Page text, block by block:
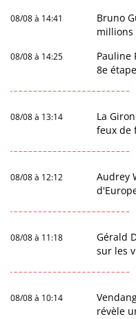
08/08 à 14:41
Bruno
millions
08/08 à 14:25
Pauline
8e
08/08 à 13:14
La
feux de
08/08 à 12:12
Audrey
08/08 à 11:18
Gérald
sur les
08/08 à 10:14
révèle